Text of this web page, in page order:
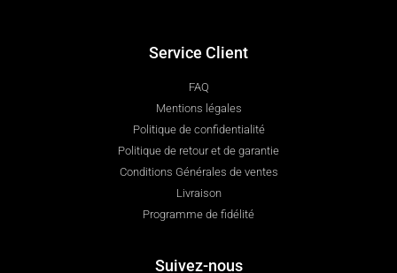
Service Client
FAQ
Mentions légales
Politique de confidentialité
Politique de retour et de garantie
Conditions Générales de ventes
Livraison
Programme de fidélité
Suivez-nous